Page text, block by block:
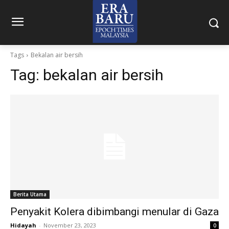
Tags Bekalan air bersih
Tag: bekalan air bersih
Berita Utama
Penyakit Kolera dibimbangi menular di Gaza
Hidayah - November 23, 2023 0